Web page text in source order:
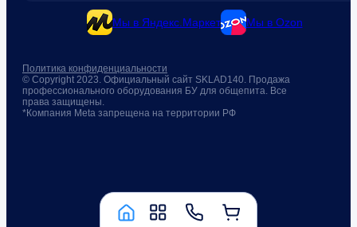
Мы в Яндекс.Маркет Мы в Ozon
© Copyright 2023. Официальный сайт SKLAD140. Продажа
профессионального оборудования БУ для общепита. Все
права защищены.
*Компания Meta запрещена на территории РФ
Политика конфиденциальности